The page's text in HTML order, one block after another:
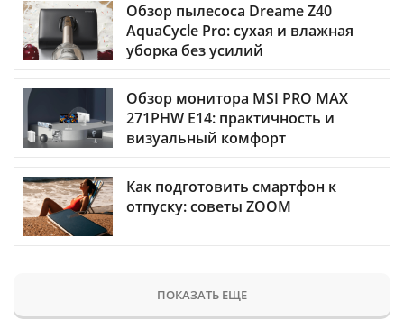
Обзор пылесоса Dreame Z40
AquaCycle Pro: сухая и влажная
уборка без усилий
Обзор монитора MSI PRO MAX
271PHW E14: практичность и
визуальный комфорт
Как подготовить смартфон к
отпуску: советы ZOOM
ПОКАЗАТЬ ЕЩЕ